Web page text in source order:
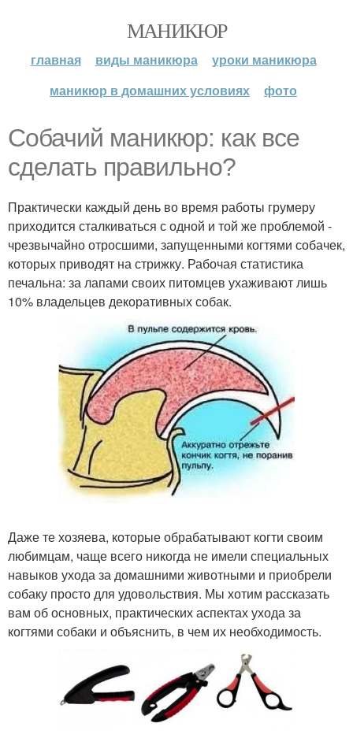
МАНИКЮР
главная виды маникюра
уроки маникюра
маникюр в домашних условиях
фото
Собачий маникюр: как все
сделать правильно?
Практически каждый день во время работы грумеру
приходится сталкиваться с одной и той же проблемой -
чрезвычайно отросшими, запущенными когтями собачек,
которых приводят на стрижку. Рабочая статистика
печальна: за лапами своих питомцев ухаживают лишь
10% владельцев декоративных собак.
Даже те хозяева, которые обрабатывают когти своим
любимцам, чаще всего никогда не имели специальных
навыков ухода за домашними животными и приобрели
собаку просто для удовольствия. Мы хотим рассказать
вам об основных, практических аспектах ухода за
когтями собаки и объяснить, в чем их необходимость.